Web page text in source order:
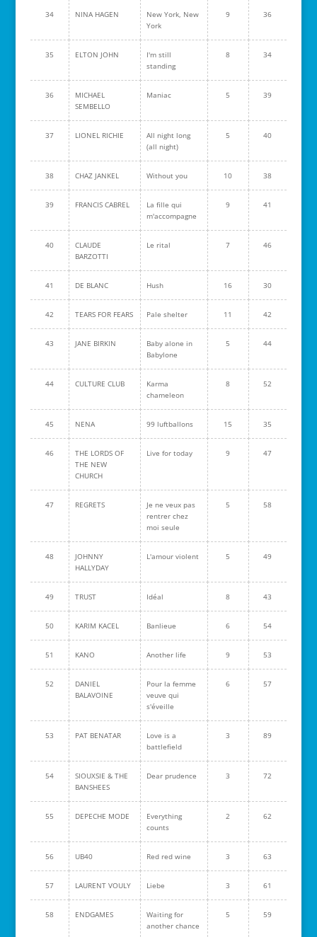
34 NINA HAGEN
New York, New
York
9 36
35 ELTON JOHN
I'm still
standing
8 34
36
MICHAEL
SEMBELLO
Maniac 5 39
37 LIONEL RICHIE
All night long
(all night)
5 40
38 CHAZ JANKEL Without you 10 38
39 FRANCIS CABREL
La fille qui
m'accompagne
9 41
40
CLAUDE
BARZOTTI
Le rital 7 46
41 DE BLANC Hush 16 30
42 TEARS FOR FEARS Pale shelter 11 42
43 JANE BIRKIN
Baby alone in
Babylone
5 44
44 CULTURE CLUB
Karma
chameleon
8 52
45 NENA 99 luftballons 15 35
46
THE LORDS OF
THE NEW
CHURCH
Live for today 9 47
47 REGRETS
Je ne veux pas
rentrer chez
moi seule
5 58
48
JOHNNY
HALLYDAY
L'amour violent 5 49
49 TRUST Idéal 8 43
50 KARIM KACEL Banlieue 6 54
51 KANO Another life 9 53
52
DANIEL
BALAVOINE
Pour la femme
veuve qui
s'éveille
6 57
53 PAT BENATAR
Love is a
battlefield
3 89
54
SIOUXSIE & THE
BANSHEES
Dear prudence 3 72
55 DEPECHE MODE
Everything
counts
2 62
56 UB40 Red red wine 3 63
57 LAURENT VOULY Liebe 3 61
58 ENDGAMES
Waiting for
another chance
5 59